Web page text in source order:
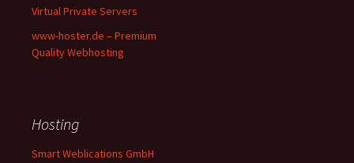
Virtual Private Servers
www-hoster.de – Premium
Quality Webhosting
Hosting
Smart Weblications GmbH